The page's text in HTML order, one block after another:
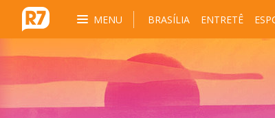
MENU BRASÍLIA ENTRETÊ